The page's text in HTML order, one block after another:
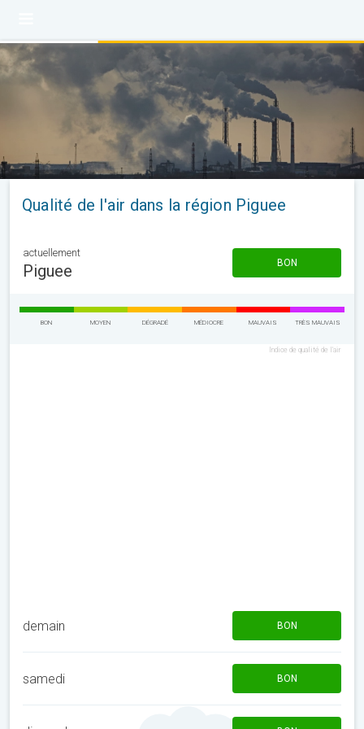
Qualité de l'air dans la région Piguee
actuellement
Piguee BON
BON MOYEN DÉGRADÉ MÉDIOCRE MAUVAIS TRÈS MAUVAIS
Indice de qualité de l'air
demain BON
samedi BON